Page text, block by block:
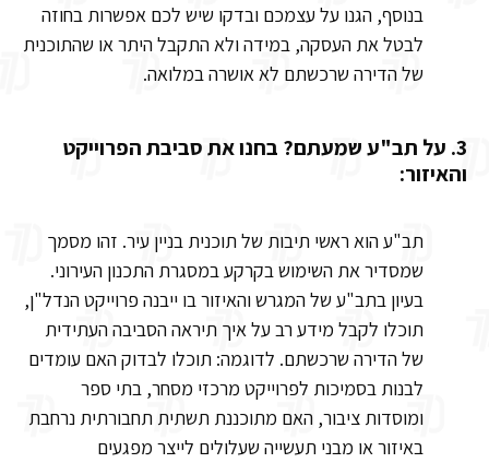
בנוסף, הגנו על עצמכם ובדקו שיש לכם אפשרות בחוזה
לבטל את העסקה, במידה ולא התקבל היתר או שהתוכנית
של הדירה שרכשתם לא אושרה במלואה.
3. על תב"ע שמעתם? בחנו את סביבת הפרוייקט
והאיזור:
תב"ע הוא ראשי תיבות של תוכנית בניין עיר. זהו מסמך
שמסדיר את השימוש בקרקע במסגרת התכנון העירוני.
בעיון בתב"ע של המגרש והאיזור בו ייבנה פרוייקט הנדל"ן,
תוכלו לקבל מידע רב על איך תיראה הסביבה העתידית
של הדירה שרכשתם. לדוגמה: תוכלו לבדוק האם עומדים
לבנות בסמיכות לפרוייקט מרכזי מסחר, בתי ספר
ומוסדות ציבור, האם מתוכננת תשתית תחבורתית נרחבת
באיזור או מבני תעשייה שעלולים לייצר מפגעים